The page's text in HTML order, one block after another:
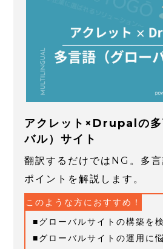
アクレット×Drupalの多
バル）サイト
翻訳するだけではNG。多
ポイントを解説します。
このような方におすすめ！
グローバルサイトの構築を
グローバルサイトの運用に